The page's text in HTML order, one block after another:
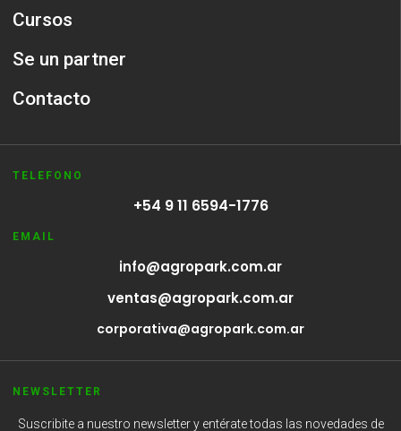
Cursos
Se un partner
Contacto
TELEFONO
+54 9 11 6594-1776
EMAIL
info@agropark.com.ar
ventas@agropark.com.ar
corporativa@agropark.com.ar
NEWSLETTER
Suscribite a nuestro newsletter y entérate todas las novedades de